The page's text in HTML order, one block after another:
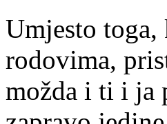
Umjesto
rodovima,
možda i ti i ja